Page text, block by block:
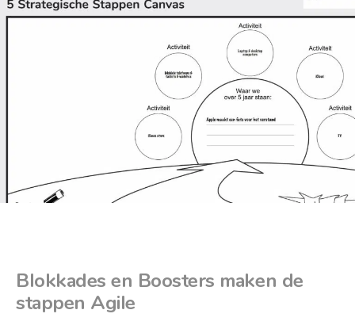
Blokkades en Boosters maken de
stappen Agile